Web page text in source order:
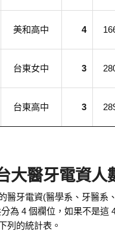
美和高中 4
台東女中 3
台東高中 3
大醫牙電資人
醫牙電資(醫學系、牙醫系
為 4 個欄位，如果不是這
列的統計表。